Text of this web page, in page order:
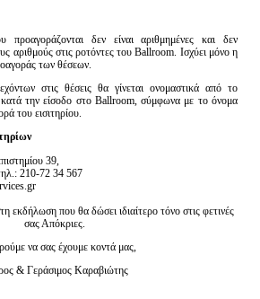
προαγοράζονται δεν είναι αριθμημένες και δεν
αριθμούς στις ροτόντες του Ballroom. Ισχύει μόνο η
των θέσεων.
στις θέσεις θα γίνεται ονομαστικά από το
κατά την είσοδο στο Ballroom, σύμφωνα με το όνομα
του εισιτηρίου.
39,
210-72 34 567
εκδήλωση που θα δώσει ιδιαίτερο τόνο στις φετινές
σας Απόκριες.
να σας έχουμε κοντά μας,
& Γεράσιμος Καραβιώτης